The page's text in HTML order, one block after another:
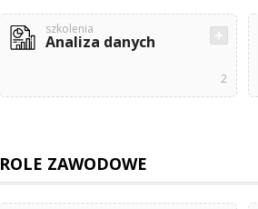
szkolenia
Analiza danych
2
ROLE ZAWODOWE